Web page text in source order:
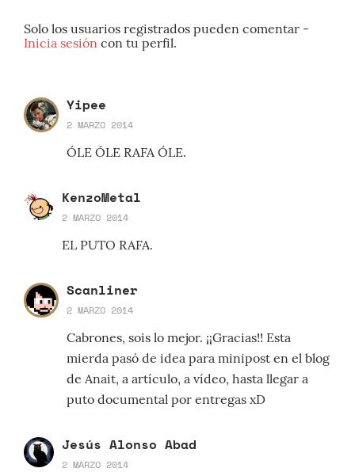
Solo los usuarios registrados pueden comentar -
Inicia sesión con tu perfil.
Yipee
2 MARZO 2014
ÓLE ÓLE RAFA ÓLE.
KenzoMetal
2 MARZO 2014
EL PUTO RAFA.
Scanliner
2 MARZO 2014
Cabrones, sois lo mejor. ¡¡Gracias!! Esta
mierda pasó de idea para minipost en el blog
de Anait, a artículo, a vídeo, hasta llegar a
puto documental por entregas xD
Jesús Alonso Abad
2 MARZO 2014